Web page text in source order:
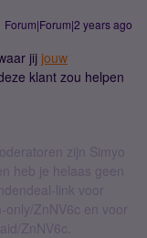
Forum|Forum|2 years ago
jij jouw
klant zou helpen
zijn Simyo
heb je helaas geen
link voor
ZnNV6c en voor
ZnNV6c.